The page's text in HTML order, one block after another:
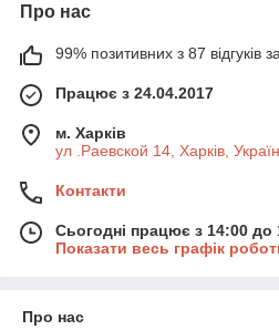
Про нас
99% позитивних з 87 відгуків
Працює з 24.04.2017
м. Харків
ул .Раевской 14, Харків,
Контакти
Сьогодні працює з 14:00 до
Показати весь графік
Про нас